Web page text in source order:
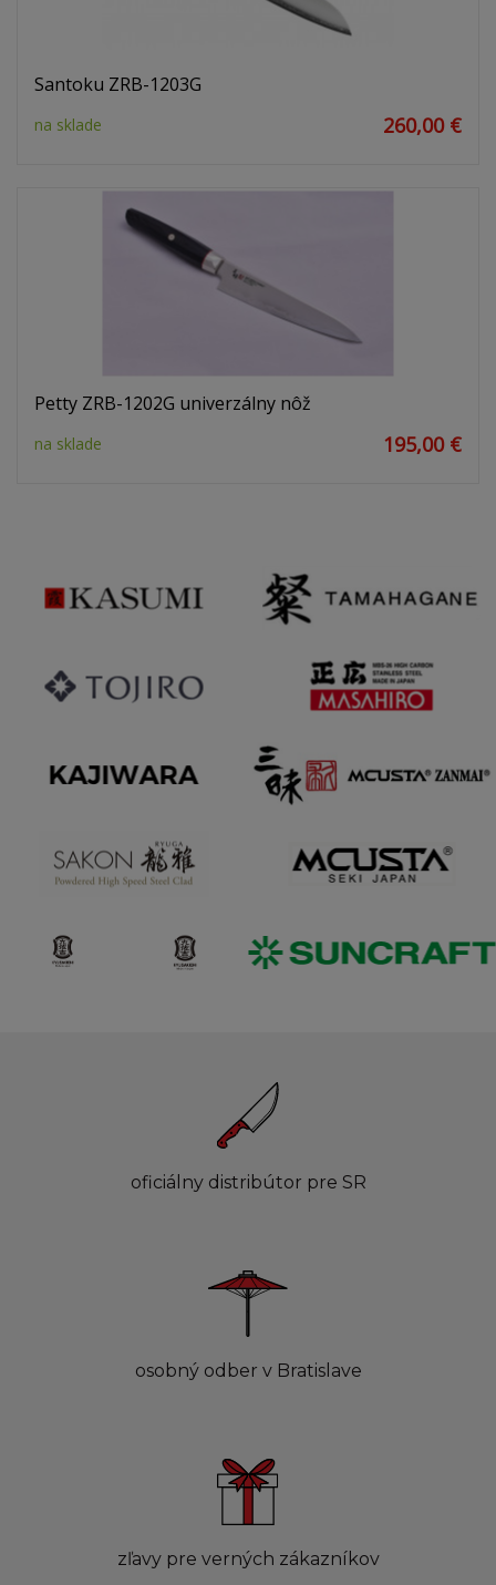
Santoku ZRB-1203G
na sklade 260,00 €
Petty ZRB-1202G univerzálny nôž
na sklade 195,00 €
oficiálny distribútor pre SR
osobný odber v Bratislave
zľavy pre verných zákazníkov